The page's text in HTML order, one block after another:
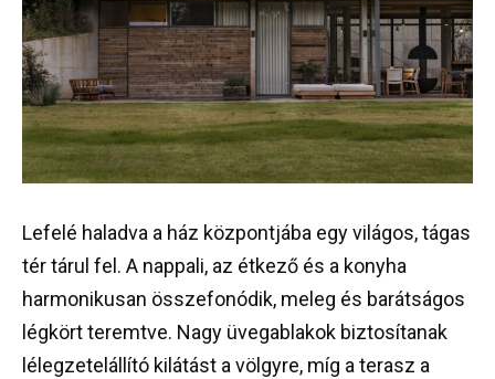
Lefelé haladva a ház központjába egy világos, tágas
tér tárul fel. A nappali, az étkező és a konyha
harmonikusan összefonódik, meleg és barátságos
légkört teremtve. Nagy üvegablakok biztosítanak
lélegzetelállító kilátást a völgyre, míg a terasz a